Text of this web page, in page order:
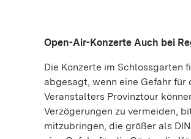
Open-Air-Konzerte Auch bei
Die Konzerte im Schlossgarten
abgesagt, wenn eine Gefahr
Veranstalters Provinztour
Verzögerungen zu vermeiden,
mitzubringen, die größer als